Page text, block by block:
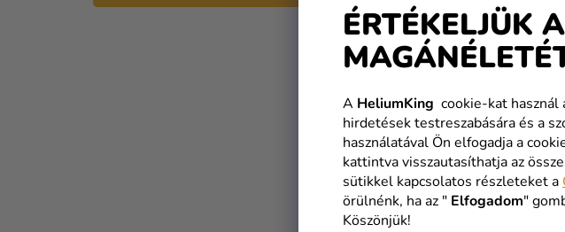
ÉRTÉKELJÜK
A HeliumKing cookie-kat használ
hirdetések testreszabására és a
használatával Ön elfogadja a
kattintva visszautasíthatja az
sütikkel kapcsolatos részleteket a
örülnénk, ha az " Elfogadom"
Köszönjük!